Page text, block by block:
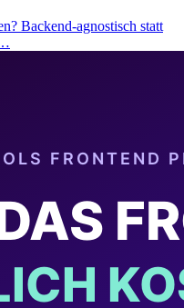
Backend-agnostisch statt